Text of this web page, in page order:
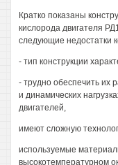
Кратко показаны
кислорода двигателя
следующие недостатки
- тип конструкции
- трудно обеспечить их
и динамических
двигателей,
имеют сложную
используемые
высокотемпературном